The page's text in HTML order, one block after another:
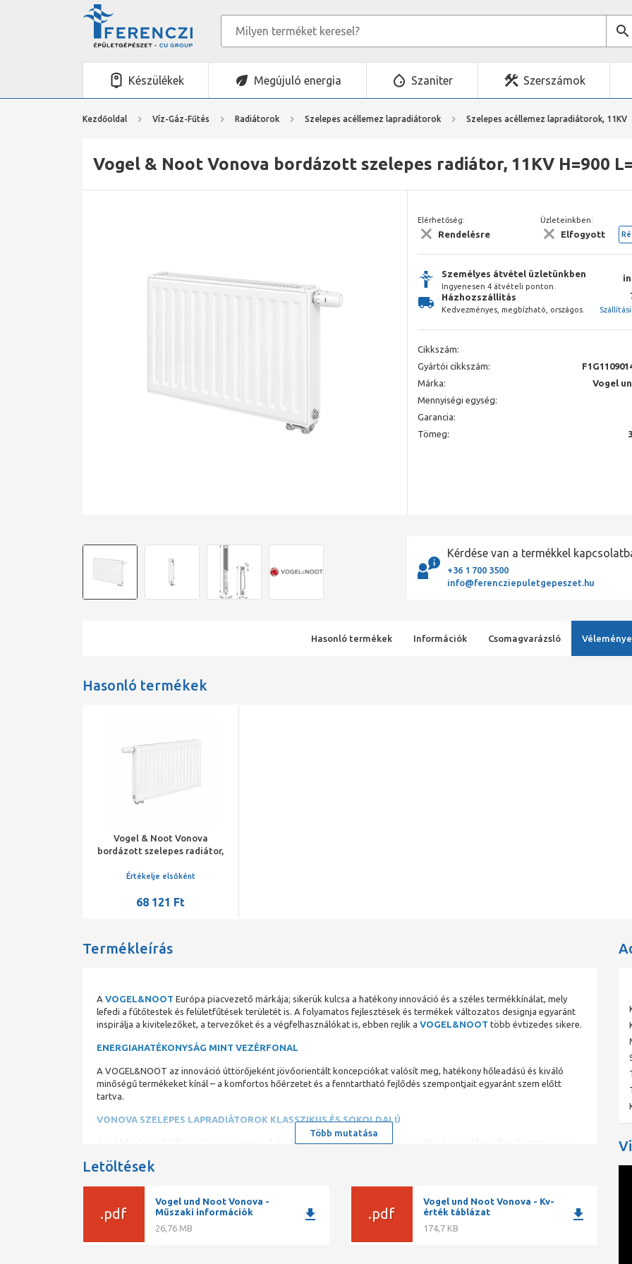
Készülékek Megújuló energia Szaniter Szerszámok
Kezdőoldal Víz-Gáz-Fűtés Radiátorok Szelepes acéllemez lapradiátorok Szelepes acéllemez lapradiátorok, 11KV
Vogel & Noot Vonova bordázott szelepes radiátor, 11KV H=900
Elérhetőség:
Rendelésre
Üzleteinkben:
Elfogyott
Személyes átvétel üzletünkben
Ingyenesen 4 átvételi ponton.
Házhozszállítás
Kedvezményes, megbízható, országos.
Cikkszám:
Gyártói cikkszám:
Márka:
Vogel
Mennyiségi egység:
Garancia:
Tömeg:
Kérdése van a termékkel
+36 1 700 3500
info@ferencziepuletgepeszet.hu
Hasonló termékek Információk Csomagvarázsló
Hasonló termékek
Vogel & Noot Vonova
bordázott szelepes radiátor,
Értékelje elsőként
68 121 Ft
Termékleírás
A VOGEL&NOOT Európa piacvezető márkája; sikerük kulcsa a hatékony innováció és a széles termékkínálat, mely
lefedi a fűtőtestek és felületfűtések területét is. A folyamatos fejlesztések és termékek változatos designja egyaránt
inspirálja a kivitelezőket, a tervezőket és a végfelhasználókat is, ebben rejlik a VOGEL&NOOT több évtizedes sikere.
ENERGIAHATÉKONYSÁG MINT VEZÉRFONAL
A VOGEL&NOOT az innováció úttörőjeként jövőorientált koncepciókat valósít meg, hatékony hőleadású és kiváló
minőségű termékeket kínál – a komfortos hőérzetet és a fenntartható fejlődés szempontjait egyaránt szem előtt
tartva.
VONOVA SZELEPES LAPRADIÁTOROK KLASSZIKUS ÉS SOKOLDALÚ
A többfunkciós fűtőtest előnyös a magas fokú felhasználhatóságával, és bizonyítja, hogy a klasszikus formatervezés
Ez nagy rugalmasságot kínál.
A szelepes fűtőtestek hosszú élettartamukkal, gyors szabályozhatóságukkal és magas fűtőteljesítményükkel tűnnek
ki, anélkül, hogy az alacsony energiafogyasztás háttérbe szorulna.
Több mutatása
Letöltések
.pdf
Vogel und Noot Vonova -
Műszaki információk
26,76 MB
download .pdf
Vogel und Noot Vonova - Kv-
érték táblázat
174,7 KB
download